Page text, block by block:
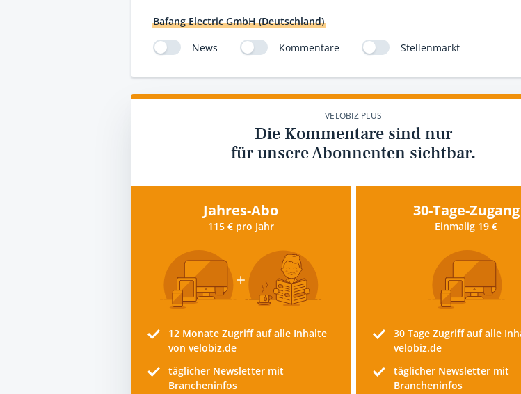
Bafang Electric GmbH (Deutschland)
News
Kommentare Stellenmarkt
VELOBIZ PLUS
Die Kommentare sind nur
für unsere Abonnenten sichtbar.
Jahres-Abo
115 € pro Jahr
12 Monate Zugriff auf alle Inhalte
von velobiz.de
täglicher Newsletter mit
Brancheninfos
30-Tage-Zugang
Einmalig 19 €
30 Tage Zugriff auf alle
velobiz.de
täglicher Newsletter mit
Brancheninfos